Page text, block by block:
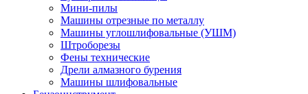
Мини-пилы
Машины отрезные по металлу
Машины углошлифовальные (УШМ)
Штроборезы
Фены технические
Дрели алмазного бурения
Машины шлифовальные